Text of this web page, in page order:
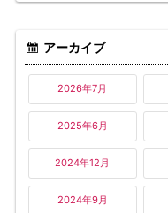
アーカイブ
2026年7月
2025年6月
2024年12月
2024年9月